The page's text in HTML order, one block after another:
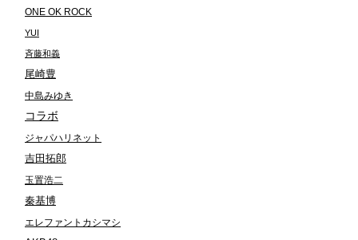
ONE OK ROCK
YUI
斉藤和義
尾崎豊
中島みゆき
コラボ
ジャパハリネット
吉田拓郎
玉置浩二
秦基博
エレファントカシマシ